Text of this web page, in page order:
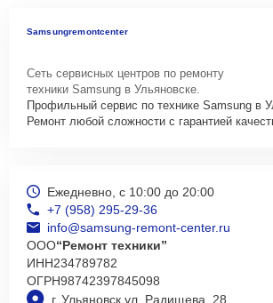
Samsungremontcenter
Сеть сервисных центров по ремонту
техники Samsung в Ульяновске.
Профильный сервис по технике Samsung в
Ремонт любой сложности с гарантией
г. Ульяновск ул. Радищева, 28
Ежедневно, с 10:00 до 20:00
+7 (958) 295-29-36
info@samsung-remont-center.ru
ООО“Ремонт техники”
ИНН234789782
ОГРН98742397845098